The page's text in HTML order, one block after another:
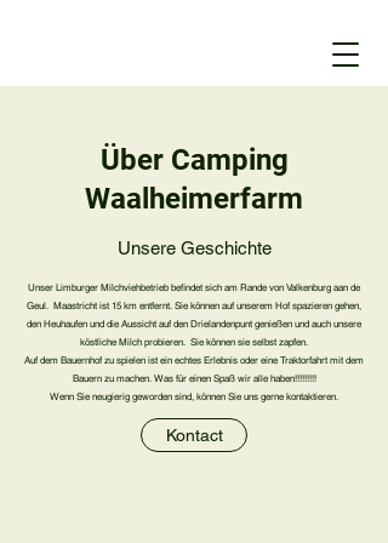
Über Camping
Waalheimerfarm
Unsere Geschichte
Unser Limburger Milchviehbetrieb befindet sich am Rande von Valkenburg aan de
Geul. Maastricht ist 15 km entfernt. Sie können auf unserem Hof spazieren gehen,
den Heuhaufen und die Aussicht auf den Drielandenpunt genießen und auch unsere
köstliche Milch probieren. Sie können sie selbst zapfen.
Auf dem Bauernhof zu spielen ist ein echtes Erlebnis oder eine Traktorfahrt mit dem
Bauern zu machen. Was für einen Spaß wir alle haben!!!!!!!!!
Wenn Sie neugierig geworden sind, können Sie uns gerne kontaktieren.
Kontact